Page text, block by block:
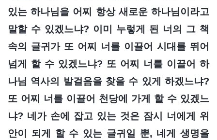
있는 하나님을 어찌 항상 새로운 하나님이라고
말할 수 있겠느냐? 이미 누렇게 된 너의 그 책
속의 글귀가 또 어찌 너를 이끌어 시대를 뛰어
넘게 할 수 있겠느냐? 또 어찌 너를 이끌어 하
나님 역사의 발걸음을 찾을 수 있게 하겠느냐?
또 어찌 너를 이끌어 천당에 가게 할 수 있겠느
냐? 네가 손에 잡고 있는 것은 잠시 너에게 위
안이 되게 할 수 있는 글귀일 뿐, 네게 생명을